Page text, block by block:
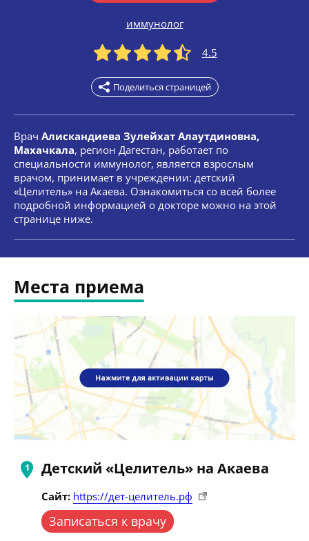
иммунолог
4.5
Поделиться страницей
Врач Алискандиева Зулейхат Алаутдиновна,
Махачкала, регион Дагестан, работает по
специальности иммунолог, является взрослым
врачом, принимает в учреждении: детский
«Целитель» на Акаева. Ознакомиться со всей более
подробной информацией о докторе можно на этой
странице ниже.
Места приема
Детский «Целитель» на Акаева
Сайт: https://дет-целитель.рф
Записаться к врачу